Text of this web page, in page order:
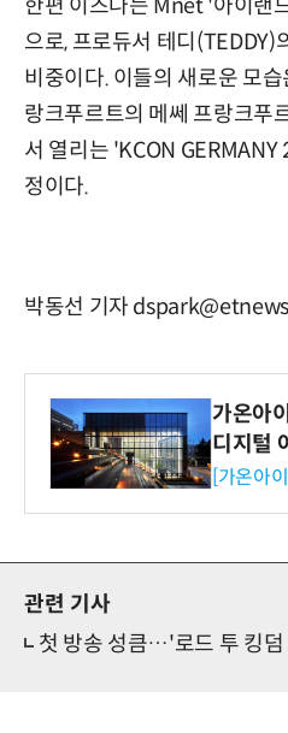
한편 이즈나는 Mnet '아이랜
으로, 프로듀서 테디(TEDDY)
비중이다. 이들의 새로운 모
랑크푸르트의 메쎄 프랑크푸
서 열리는 'KCON
정이다.
박동선 기자
가온아
디지털
수행
[가온아
관련 기사
첫 방송 성큼…'로드 투 킹덤 :